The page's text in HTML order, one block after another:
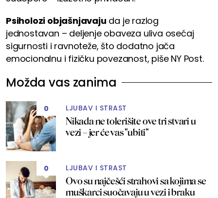
Psiholozi objašnjavaju da je razlog
jednostavan – deljenje obaveza uliva osećaj
sigurnosti i ravnoteže, što dodatno jača
emocionalnu i fizičku povezanost, piše NY Post.
Možda vas zanima
0 LJUBAV I STRAST
Nikada ne tolerišite ove tri stvari u
vezi – jer će vas "ubiti"
0 LJUBAV I STRAST
Ovo su najčešći strahovi sa kojima se
muškarci suočavaju u vezi i braku